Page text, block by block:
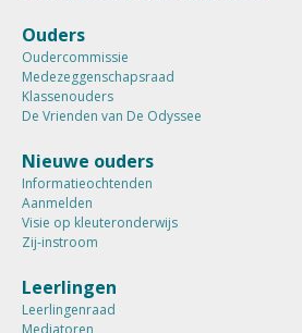
Ouders
Oudercommissie
Medezeggenschapsraad
Klassenouders
De Vrienden van De Odyssee
Nieuwe ouders
Informatieochtenden
Aanmelden
Visie op kleuteronderwijs
Zij-instroom
Leerlingen
Leerlingenraad
Mediatoren